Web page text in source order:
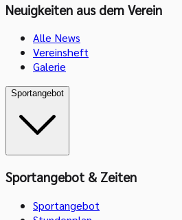
Neuigkeiten aus dem Verein
Alle News
Vereinsheft
Galerie
Sportangebot
Sportangebot & Zeiten
Sportangebot